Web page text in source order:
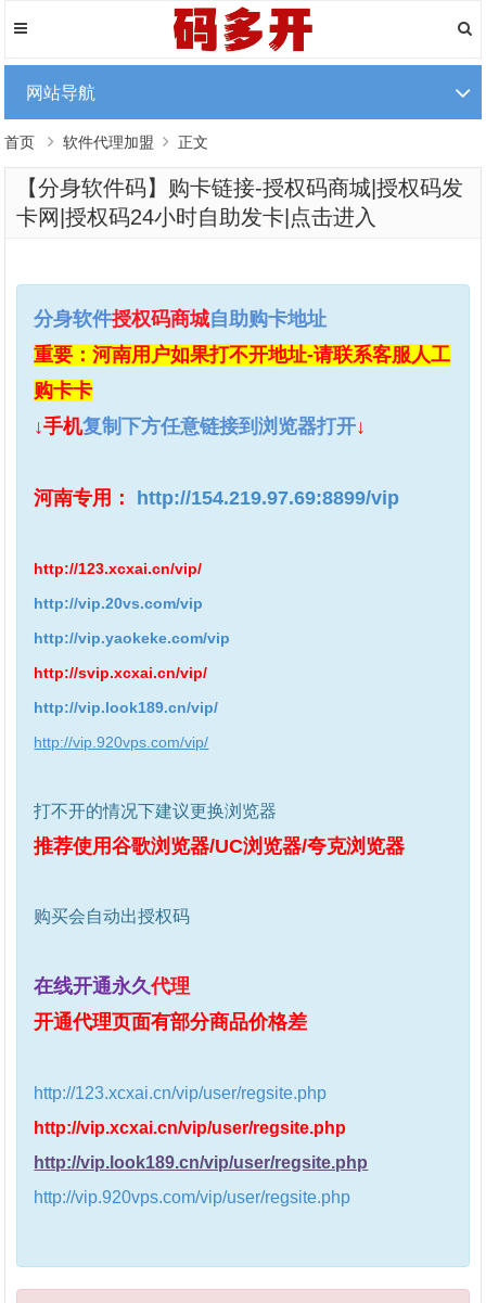
网站导航
首页 软件代理加盟 正文
【分身软件码】购卡链接-授权码商城|授权码发
卡网|授权码24小时自助发卡|点击进入
分身软件授权码商城自助购卡地址
重要：河南用户如果打不开地址-请联系客服人工
购卡卡
↓手机复制下方任意链接到浏览器打开↓
河南专用： http://154.219.97.69:8899/vip
http://123.xcxai.cn/vip/
http://vip.20vs.com/vip
http://vip.yaokeke.com/vip
http://svip.xcxai.cn/vip/
http://vip.look189.cn/vip/
http://vip.920vps.com/vip/
打不开的情况下建议更换浏览器
推荐使用谷歌浏览器/UC浏览器/夸克浏览器
购买会自动出授权码
在线开通永久代理
开通代理页面有部分商品价格差
http://123.xcxai.cn/vip/user/regsite.php
http://vip.xcxai.cn/vip/user/regsite.php
http://vip.look189.cn/vip/user/regsite.php
http://vip.920vps.com/vip/user/regsite.php